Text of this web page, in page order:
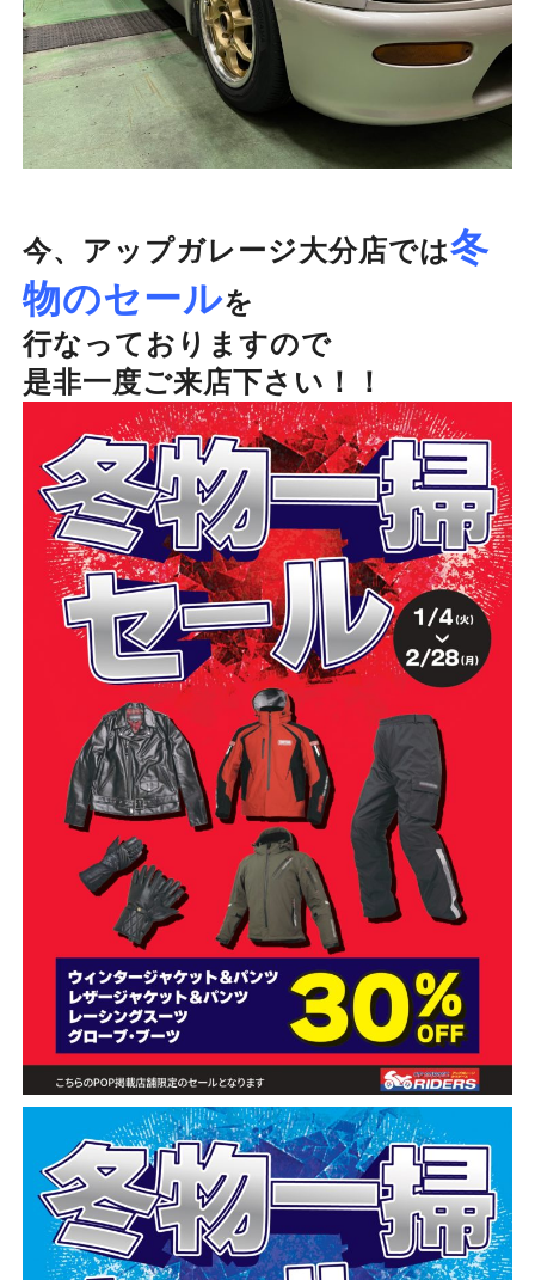
今、アップガレージ大分店では冬
物のセールを
行なっておりますので
是非一度ご来店下さい！！